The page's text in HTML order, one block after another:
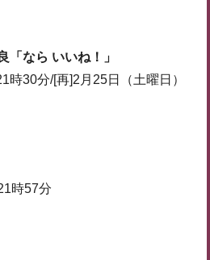
「なら いいね！」
時30分/[再]2月25日（土曜日）
時57分